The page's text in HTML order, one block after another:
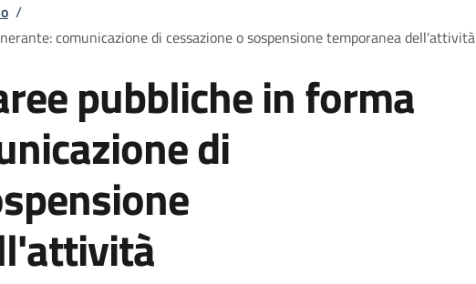
/
comunicazione di cessazione o sospensione temporanea dell'attività
pubbliche in forma
di